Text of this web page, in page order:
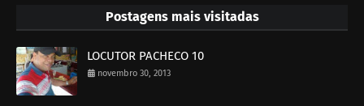
Postagens mais visitadas
LOCUTOR PACHECO 10
novembro 30, 2013